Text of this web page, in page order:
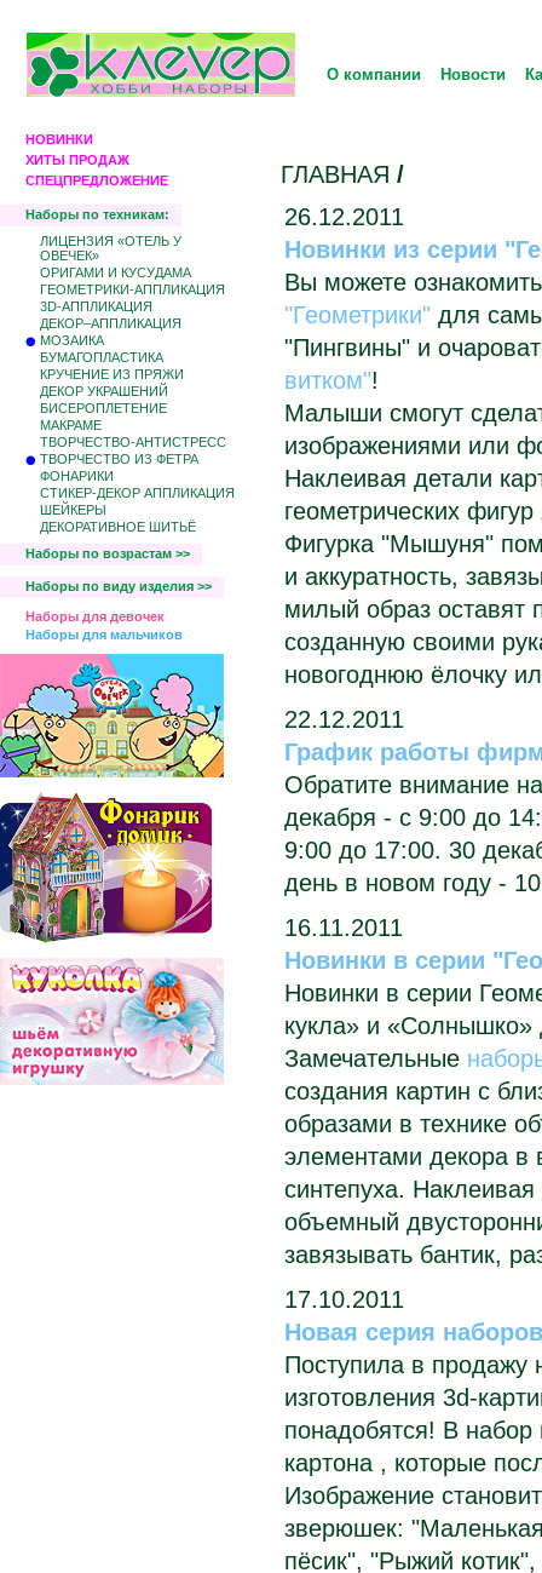
О компании Новости
НОВИНКИ
ХИТЫ ПРОДАЖ
СПЕЦПРЕДЛОЖЕНИЕ
Наборы по техникам:
ЛИЦЕНЗИЯ «ОТЕЛЬ У
ОВЕЧЕК»
ОРИГАМИ И КУСУДАМА
ГЕОМЕТРИКИ-АППЛИКАЦИЯ
3D-АППЛИКАЦИЯ
ДЕКОР–АППЛИКАЦИЯ
МОЗАИКА
БУМАГОПЛАСТИКА
КРУЧЕНИЕ ИЗ ПРЯЖИ
ДЕКОР УКРАШЕНИЙ
БИCЕРОПЛЕТЕНИЕ
МАКРАМЕ
ТВОРЧЕСТВО-АНТИСТРЕСС
ТВОРЧЕСТВО ИЗ ФЕТРА
ФОНАРИКИ
СТИКЕР-ДЕКОР АППЛИКАЦИЯ
ШЕЙКЕРЫ
ДЕКОРАТИВНОЕ ШИТЬЁ
Наборы по возрастам >>
Наборы по виду изделия >>
Наборы для девочек
Наборы для мальчиков
ГЛАВНАЯ /
26.12.2011
Новинки из серии
Вы можете
"Геометрики" для
"Пингвины" и
витком"!
Малыши смогут
изображениями или
Наклеивая детали
геометрических
Фигурка "Мышуня"
и аккуратность,
милый образ оставят
созданную своими
новогоднюю ёлочку
22.12.2011
График работы
Обратите внимание
декабря - с 9:00 до
9:00 до 17:00. 30
день в новом году -
16.11.2011
Новинки в серии
Новинки в серии
кукла» и «Солнышко»
Замечательные
создания картин с
образами в технике
элементами декора в
синтепуха. Наклеивая
объемный
завязывать бантик,
17.10.2011
Новая серия
Поступила в
изготовления 3d-
понадобятся! В набор
картона , которые
Изображение
зверюшек:
пёсик", "Рыжий